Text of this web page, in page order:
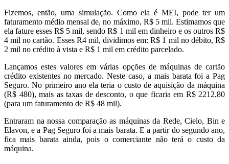
Fizemos, então, uma simulação. Como ela é MEI, pode ter um
faturamento médio mensal de, no máximo, R$ 5 mil. Estimamos que
ela fature esses R$ 5 mil, sendo R$ 1 mil em dinheiro e os outros R$
4 mil no cartão. Esses R4 mil, dividimos em: R$ 1 mil no débito, R$
2 mil no crédito à vista e R$ 1 mil em crédito parcelado.
Lançamos estes valores em várias opções de máquinas de cartão
crédito existentes no mercado. Neste caso, a mais barata foi a Pag
Seguro. No primeiro ano ela teria o custo de aquisição da máquina
(R$ 480), mais as taxas de desconto, o que ficaria em R$ 2212,80
(para um faturamento de R$ 48 mil).
Entraram na nossa comparação as máquinas da Rede, Cielo, Bin e
Elavon, e a Pag Seguro foi a mais barata. E a partir do segundo ano,
fica mais barata ainda, pois o comerciante não terá o custo da
máquina.